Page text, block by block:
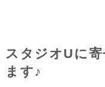
スタジオUに
ます♪